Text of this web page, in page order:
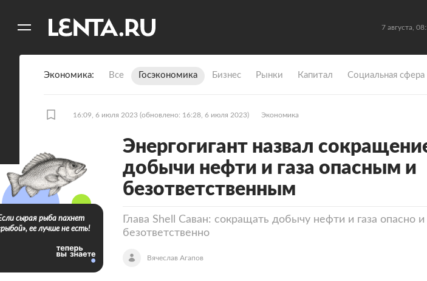
7 августа,
Экономика Все Госэкономика Бизнес Рынки Капитал Социальная сфера
16:09, 6 июля 2023 (обновлено: 16:28, 6 июля 2023) Экономика
Энергогигант назвал
добычи нефти и газа опасным и
безответственным
Глава Shell Саван: сокращать добычу нефти и газа опасно и
безответственно
Вячеслав Агапов
сырая рыба пахнет
ее лучше не есть!